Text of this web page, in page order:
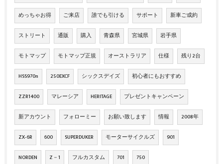
めっちゃお得 ご来店 誰でも引ける サポート 新車ご成約
ストリート 通販 購入 青森県 宮城県 岩手県
モトマップ モトマップ正規 オーストラリア 仕様 残り2台
HSS970n 250EXCF シックスデイズ 初心者にもおすすめ
ZZR1400 マレーシア HERITAGE プレゼントキャンペーン
新アカウント フォローミー お願い致します 情報 2008年
ZX‐6R 600 SUPERDUKER モーターサイクルズ 901
NORDEN Z－1 フルカスタム 701 750